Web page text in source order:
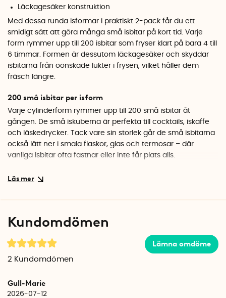
Läckagesäker konstruktion
Med dessa runda isformar i praktiskt 2-pack får du ett
smidigt sätt att göra många små isbitar på kort tid. Varje
form rymmer upp till 200 isbitar som fryser klart på bara 4 till
6 timmar. Formen är dessutom läckagesäker och skyddar
isbitarna från oönskade lukter i frysen, vilket håller dem
fräsch längre.
200 små isbitar per isform
Varje cylinderform rymmer upp till 200 små isbitar åt
gången. De små iskuberna är perfekta till cocktails, iskaffe
och läskedrycker. Tack vare sin storlek går de små isbitarna
också lätt ner i smala flaskor, glas och termosar – där
vanliga isbitar ofta fastnar eller inte får plats alls.
Isform för snabb infrysning
Den runda isformen har en tät konstruktion som gör att den
inte läcker, även när den förvaras liggande. Det skyddande
tränger in och påverkar smaken på isen.
Kundomdömen
Lämna omdöme
2 Kundomdömen
Gull-Marie
2026-07-12